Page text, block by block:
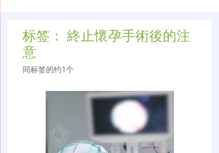
标签： 終止懷孕手術後的注
意
同标签的约1个